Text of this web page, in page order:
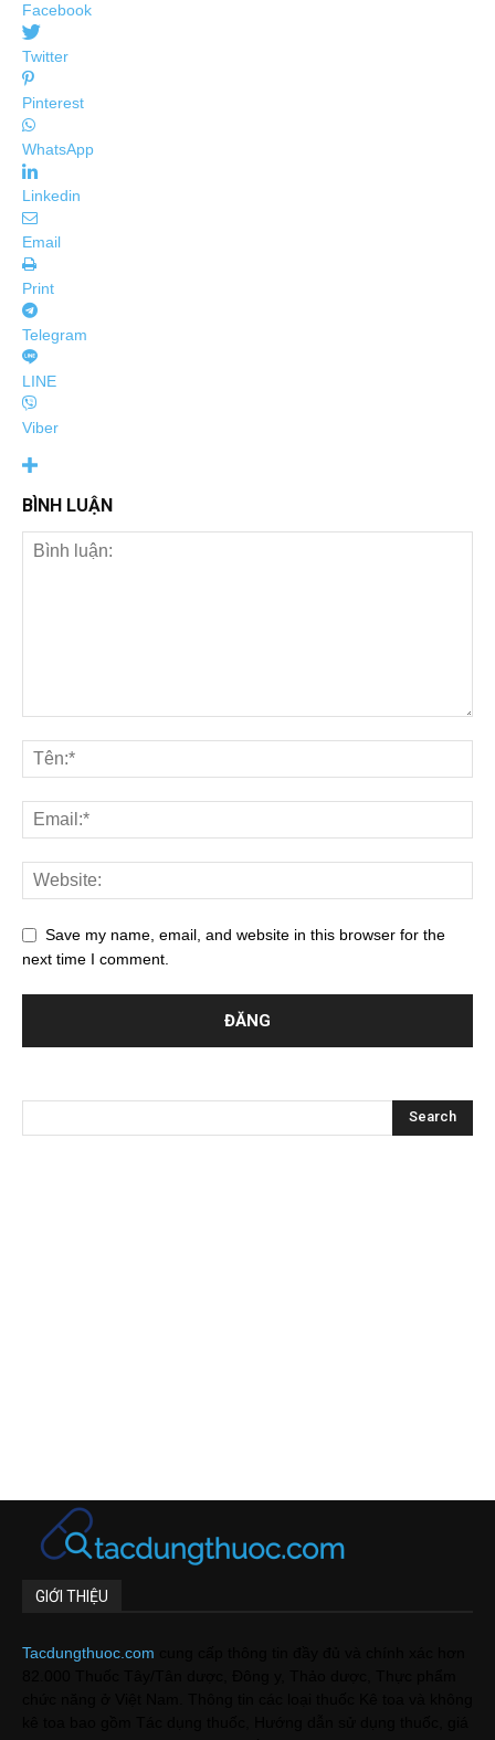
Facebook
Twitter
Pinterest
WhatsApp
Linkedin
Email
Print
Telegram
LINE
Viber
BÌNH LUẬN
Save my name, email, and website in this browser for the
next time I comment.
GIỚI THIỆU
Tacdungthuoc.com